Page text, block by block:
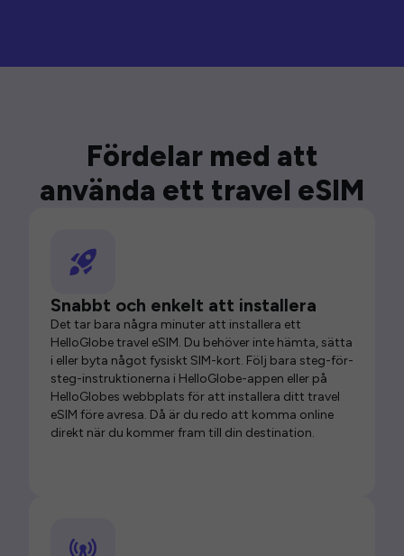
Fördelar med att
använda ett travel eSIM
Snabbt och enkelt att installera
Det tar bara några minuter att installera ett
HelloGlobe travel eSIM. Du behöver inte hämta, sätta
i eller byta något fysiskt SIM-kort. Följ bara steg-för-
steg-instruktionerna i HelloGlobe-appen eller på
HelloGlobes webbplats för att installera ditt travel
eSIM före avresa. Då är du redo att komma online
direkt när du kommer fram till din destination.